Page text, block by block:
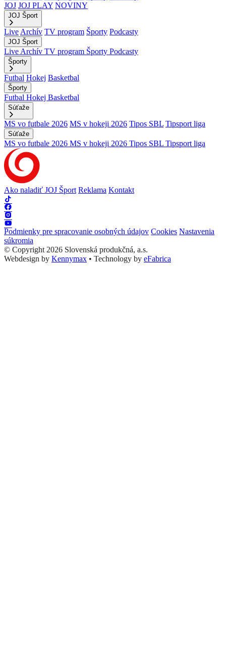
JOJ JOJ PLAY NOVINY
JOJ Šport
Live Archív TV program Športy Podcasty
JOJ Šport
Live Archív TV program Športy Podcasty
Športy
Futbal Hokej Basketbal
Športy
Futbal Hokej Basketbal
Súťaže
MS vo futbale 2026 MS v hokeji 2026 Tipos SBL Tipsport liga
Súťaže
MS vo futbale 2026 MS v hokeji 2026 Tipos SBL Tipsport liga
Ako naladiť JOJ Šport Reklama Kontakt
Podmienky pre spracovanie osobných údajov Cookies Nastavenia
súkromia
© Copyright 2026 Slovenská produkčná, a.s.
Webdesign by Kennymax • Technology by eFabrica